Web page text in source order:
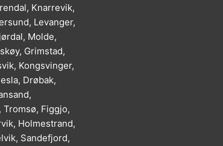
Knarrevik,
Levanger,
Molde,
Grimstad,
Kongsvinger,
Drøbak,
Tromsø, Figgjo,
Holmestrand,
Sandefjord,